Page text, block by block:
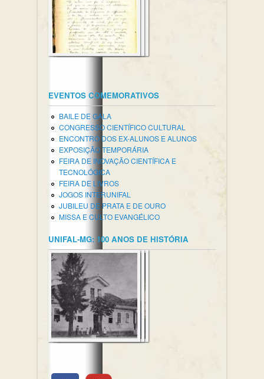
EVENTOS COMEMORATIVOS
BAILE DE GALA
CONGRESSO CIENTÍFICO CULTURAL
ENCONTRO DOS EX-ALUNOS E ALUNOS
EXPOSIÇÃO TEMPORÁRIA
FEIRA DE INOVAÇÃO CIENTÍFICA E
TECNOLÓGICA
FEIRA DE LIVROS
JOGOS INTERUNIFAL
JUBILEU DE PRATA E DE OURO
MISSA E CULTO EVANGÉLICO
UNIFAL-MG: 100 ANOS DE HISTÓRIA